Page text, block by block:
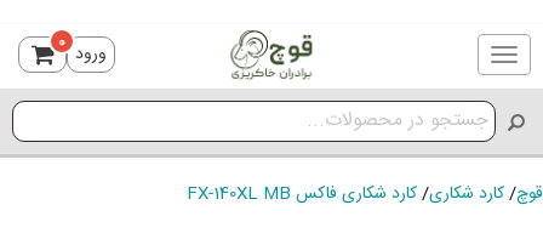
Toggle
navigation
ورود 0
قوچ/کارد شکاری/کارد شکاری فاکس FX-140XL MB